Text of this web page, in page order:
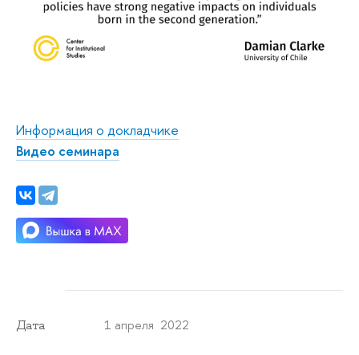
Информация о докладчике
Видео семинара
Дата 1 апреля 2022